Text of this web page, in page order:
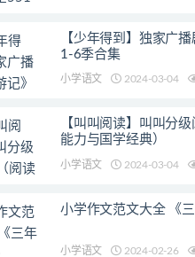
【少年得到】独家广播
1-6季合集
小学语文 2024-03-04
【叫叫阅读】叫叫分
能力与国学经典）
小学语文 2024-03-04
小学作文范文大全 《三
小学语文 2024-02-26